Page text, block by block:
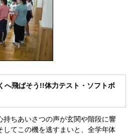
へ飛ばそう!!体力テスト・ソフトボ
ちあいさつの声が玄関や階段に響
してこの機を逃すまいと、全学年体